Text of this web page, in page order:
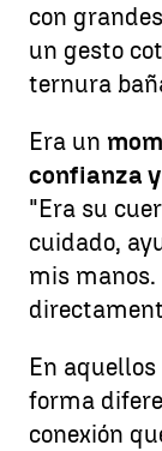
con
un gesto
ternura
Era un
confianza
"Era su
cuidado,
mis
En
forma
conexión